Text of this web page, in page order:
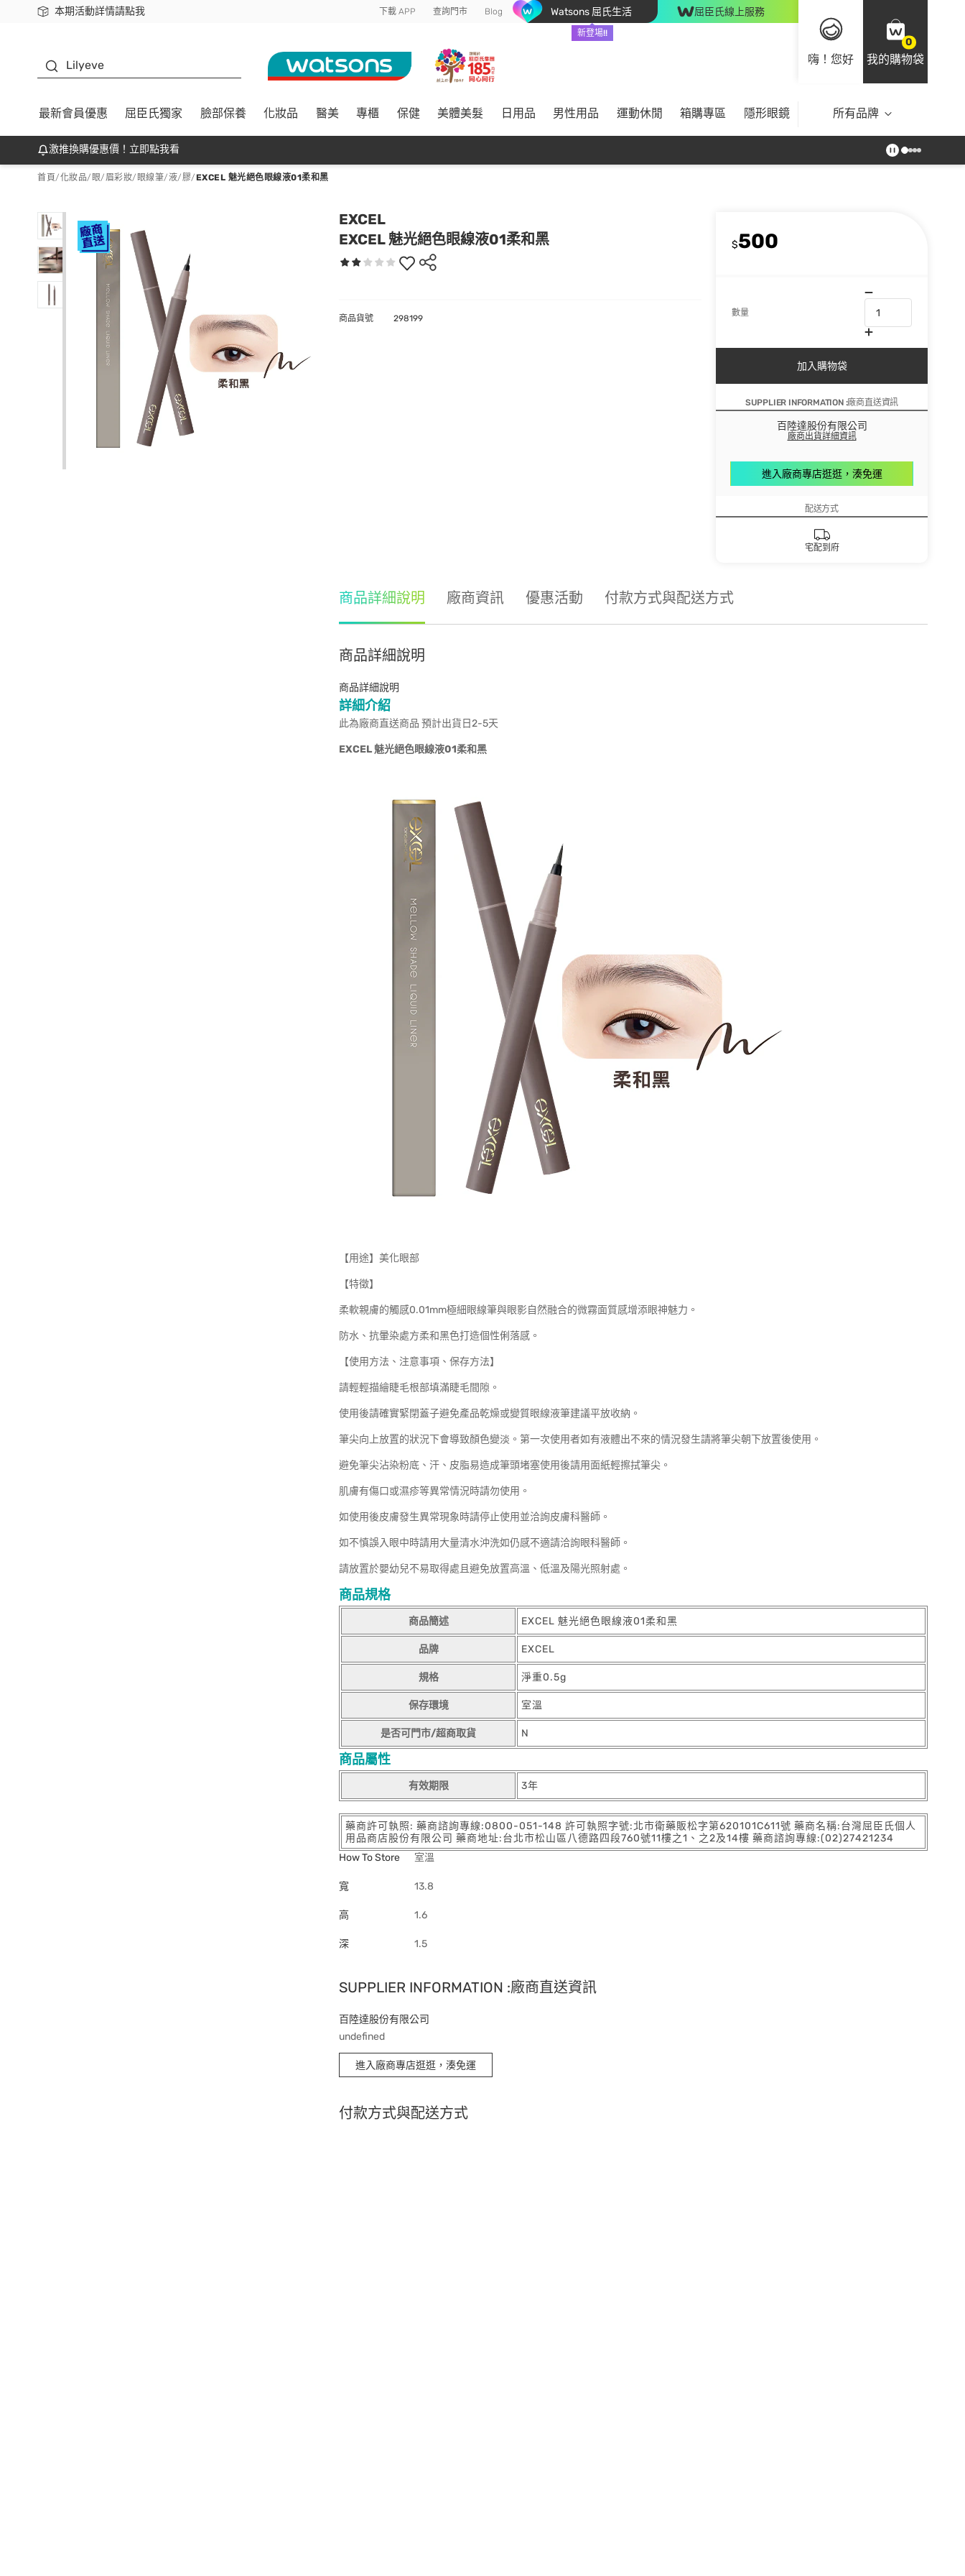
本期活動詳情請點我
下載app最高回饋$350 下載 APP 查詢門市 Blog Watsons 屈氏生活
新登場!!
屈臣氏線上服務
嗨！您好
0
我的購物袋
Lilyeve
最新會員優惠 屈臣氏獨家 臉部保養 化妝品 醫美 專櫃 保健 美體美髮 日用品 男性用品 運動休閒 箱購專區 隱形眼鏡 所有品牌
激推換購優惠價！立即點我看
首頁/化妝品/ 眼/眉彩妝/ 眼線筆/液/膠/EXCEL 魅光絕色眼線液01柔和黑
EXCEL
EXCEL 魅光絕色眼線液01柔和黑
$500
數量
加入購物袋
SUPPLIER INFORMATION :廠商直送資訊
百陸達股份有限公司
廠商出貨詳細資訊
進入廠商專店逛逛，湊免運
配送方式
宅配到府
商品貨號 298199
商品詳細說明 廠商資訊 優惠活動 付款方式與配送方式
商品詳細說明
商品詳細說明
詳細介紹
此為廠商直送商品 預計出貨日2-5天
EXCEL 魅光絕色眼線液01柔和黑
【用途】美化眼部
【特徵】
柔軟親膚的觸感0.01mm極細眼線筆與眼影自然融合的微霧面質感增添眼神魅力。
防水、抗暈染處方柔和黑色打造個性俐落感。
【使用方法、注意事項、保存方法】
請輕輕描繪睫毛根部填滿睫毛間隙。
使用後請確實緊閉蓋子避免產品乾燥或變質眼線液筆建議平放收納。
筆尖向上放置的狀況下會導致顏色變淡。第一次使用者如有液體出不來的情況發生請將筆尖朝下放置後使用。
避免筆尖沾染粉底、汗、皮脂易造成筆頭堵塞使用後請用面紙輕擦拭筆尖。
肌膚有傷口或濕疹等異常情況時請勿使用。
如使用後皮膚發生異常現象時請停止使用並洽詢皮膚科醫師。
如不慎誤入眼中時請用大量清水沖洗如仍感不適請洽詢眼科醫師。
請放置於嬰幼兒不易取得處且避免放置高溫、低溫及陽光照射處。
商品規格
商品簡述 EXCEL 魅光絕色眼線液01柔和黑
品牌 EXCEL
規格 淨重0.5g
保存環境 室溫
是否可門市/超商取貨 N
商品屬性
有效期限 3年
藥商許可執照: 藥商諮詢專線:0800-051-148 許可執照字號:北市衛藥販松字第620101C611號 藥商名稱:台灣屈臣氏個人
用品商店股份有限公司 藥商地址:台北市松山區八德路四段760號11樓之1、之2及14樓 藥商諮詢專線:(02)27421234
How To Store
室溫
寬 13.8
高 1.6
深 1.5
SUPPLIER INFORMATION :廠商直送資訊
百陸達股份有限公司
undefined
進入廠商專店逛逛，湊免運
付款方式與配送方式